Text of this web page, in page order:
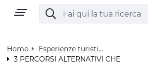
Home
Esperienze turistiche - Visit Cuneese
3 PERCORSI ALTERNATIVI CHE